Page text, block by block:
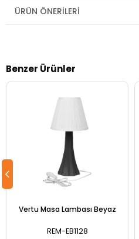
ÜRÜN ÖNERILERI
Benzer Ürünler
Vertu Masa Lambası Beyaz
REM-EB1128